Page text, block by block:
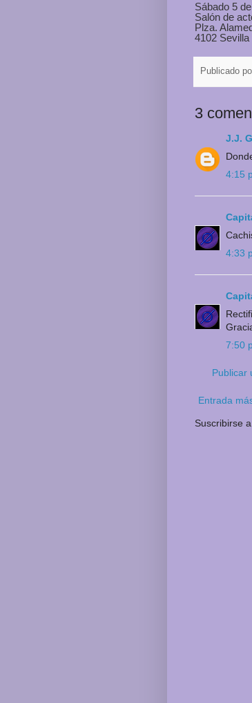
Sábado 5
Salón de
Plza.
4102 Sevilla
Publicado
3
J.J.
4:15
4:33
7:50
Publicar
Entrada
Suscribirse